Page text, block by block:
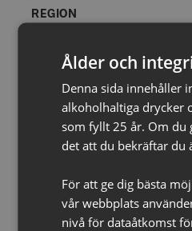
REGION
DISTRIKT
Terrasses du Larzac
PRODUCENT
Cassagne et Vitailles
Carignan, Grenache, Syrah
ÅRGÅNG
Ålder och
Denna sida innehåller
alkoholhaltiga drycker
som fyllt 25 år. Om du
det att du bekräftar du
För att ge dig bästa
vår webbplats
nivå för dataåtkomst